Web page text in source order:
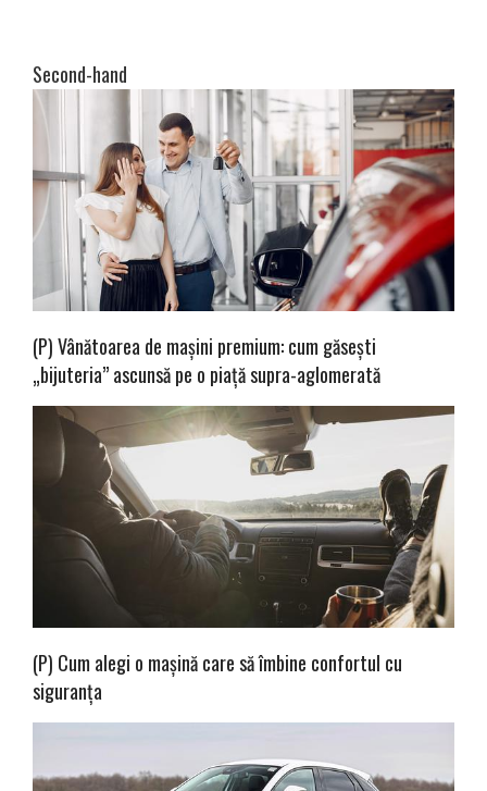
Second-hand
(P) Vânătoarea de mașini premium: cum găsești
„bijuteria” ascunsă pe o piață supra-aglomerată
(P) Cum alegi o mașină care să îmbine confortul cu
siguranța